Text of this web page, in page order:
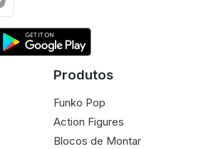
Produtos
Funko Pop
Action Figures
Blocos de Montar